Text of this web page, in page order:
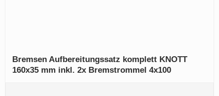
Bremsen Aufbereitungssatz komplett KNOTT
160x35 mm inkl. 2x Bremstrommel 4x100